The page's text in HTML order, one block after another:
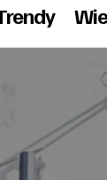
upów